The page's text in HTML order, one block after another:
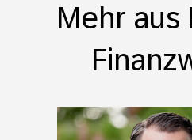
Mehr aus